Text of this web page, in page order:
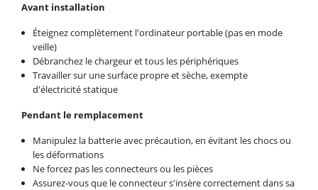
Avant installation
Éteignez complètement l'ordinateur portable (pas en mode
veille)
Débranchez le chargeur et tous les périphériques
Travailler sur une surface propre et sèche, exempte
d'électricité statique
Pendant le remplacement
Manipulez la batterie avec précaution, en évitant les chocs ou
les déformations
Ne forcez pas les connecteurs ou les pièces
Assurez-vous que le connecteur s'insère correctement dans sa